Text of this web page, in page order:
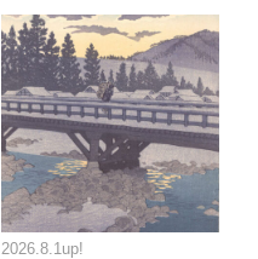
2026.8.1up!